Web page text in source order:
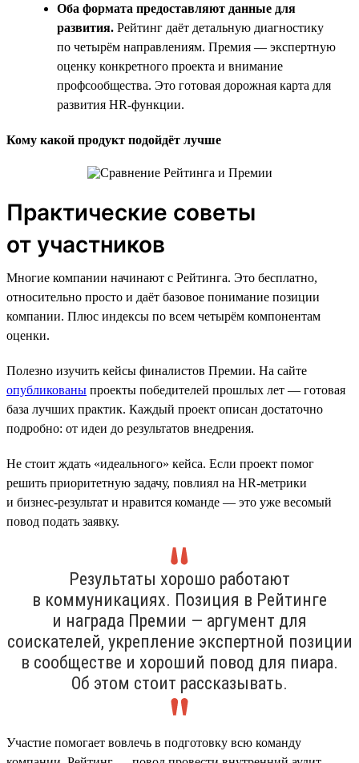
Оба формата предоставляют данные для
развития. Рейтинг даёт детальную диагностику
по четырём направлениям. Премия — экспертную
оценку конкретного проекта и внимание
профсообщества. Это готовая дорожная карта для
развития HR-функции.
Кому какой продукт подойдёт лучше
Практические советы
от участников
Многие компании начинают с Рейтинга. Это бесплатно,
относительно просто и даёт базовое понимание позиции
компании. Плюс индексы по всем четырём компонентам
оценки.
Полезно изучить кейсы финалистов Премии. На сайте
опубликованы проекты победителей прошлых лет — готовая
база лучших практик. Каждый проект описан достаточно
подробно: от идеи до результатов внедрения.
Не стоит ждать «идеального» кейса. Если проект помог
решить приоритетную задачу, повлиял на HR-метрики
и бизнес-результат и нравится команде — это уже весомый
повод подать заявку.
Результаты хорошо работают
в коммуникациях. Позиция в Рейтинге
и награда Премии — аргумент для
соискателей, укрепление экспертной позиции
в сообществе и хороший повод для пиара.
Об этом стоит рассказывать.
Участие помогает вовлечь в подготовку всю команду